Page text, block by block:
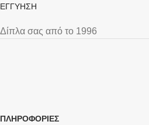
ΕΓΓΥΗΣΗ
Δίπλα σας από το 1996
ΠΛΗΡΟΦΟΡΙΕΣ